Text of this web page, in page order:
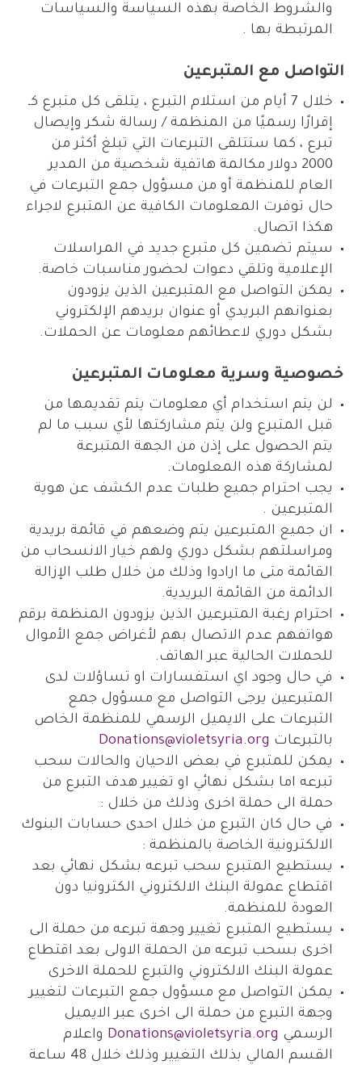
والشروط الخاصة بهذه السياسة والسياسات
المرتبطة بها .
التواصل مع المتبرعين
خلال 7 أيام من استلام التبرع ، يتلقى كل متبرع كـ
إقرارًا رسميًا من المنظمة / رسالة شكر وإيصال
تبرع ، كما ستتلقى التبرعات التي تبلغ أكثر من
2000 دولار مكالمة هاتفية شخصية من المدير
العام للمنظمة أو من مسؤول جمع التبرعات في
حال توفرت المعلومات الكافية عن المتبرع لاجراء
هكذا اتصال.
سيتم تضمين كل متبرع جديد في المراسلات
الإعلامية وتلقي دعوات لحضور مناسبات خاصة.
يمكن التواصل مع المتبرعين الذين يزودون
بعنوانهم البريدي أو عنوان بريدهم الإلكتروني
بشكل دوري لاعطائهم معلومات عن الحملات.
خصوصية وسرية معلومات المتبرعين
لن يتم استخدام أي معلومات يتم تقديمها من
قبل المتبرع ولن يتم مشاركتها لأي سبب ما لم
يتم الحصول على إذن من الجهة المتبرعة
لمشاركة هذه المعلومات.
يجب احترام جميع طلبات عدم الكشف عن هوية
المتبرعين .
ان جميع المتبرعين يتم وضعهم في قائمة بريدية
ومراسلتهم بشكل دوري ولهم خيار الانسحاب من
القائمة متى ما ارادوا وذلك من خلال طلب الإزالة
الدائمة من القائمة البريدية.
احترام رغبة المتبرعين الذين يزودون المنظمة برقم
هواتفهم عدم الاتصال بهم لأغراض جمع الأموال
للحملات الحالية عبر الهاتف.
في حال وجود اي استفسارات او تساؤلات لدى
المتبرعين يرجى التواصل مع مسؤول جمع
التبرعات على الايميل الرسمي للمنظمة الخاص
بالتبرعات Donations@violetsyria.org
يمكن للمتبرع في بعض الاحيان والحالات سحب
تبرعه اما بشكل نهائي او تغيير هدف التبرع من
حملة الى حملة اخرى وذلك من خلال :
في حال كان التبرع من خلال احدى حسابات البنوك
الالكترونية الخاصة بالمنظمة :
يستطيع المتبرع سحب تبرعه بشكل نهائي بعد
اقتطاع عمولة البنك الالكتروني الكترونيا دون
العودة للمنظمة.
يستطيع المتبرع تغيير وجهة تبرعه من حملة الى
اخرى بسحب تبرعه من الحملة الاولى بعد اقتطاع
عمولة البنك الالكتروني والتبرع للحملة الاخرى
يمكن التواصل مع مسؤول جمع التبرعات لتغيير
وجهة التبرع من حملة الى اخرى عبر الايميل
الرسمي Donations@violetsyria.org واعلام
القسم المالي بذلك التغيير وذلك خلال 48 ساعة